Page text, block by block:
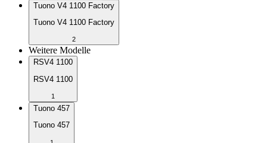
Tuono V4 1100 Factory
Tuono V4 1100 Factory
2
Weitere Modelle
RSV4 1100
RSV4 1100
1
Tuono 457
Tuono 457